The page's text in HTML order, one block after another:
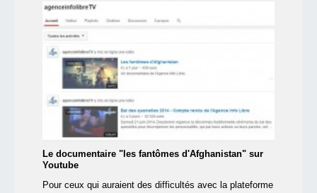
Le documentaire "les fantômes d'Afghanistan" sur
Youtube
Pour ceux qui auraient des difficultés avec la plateforme